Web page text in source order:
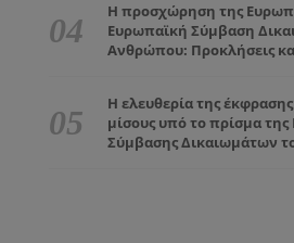
Η προσχώρηση της
Ευρωπαϊκή Σύμβαση
Ανθρώπου: Προκλήσεις
Η ελευθερία της
μίσους υπό το πρίσμα
Σύμβασης Δικαιωμάτων